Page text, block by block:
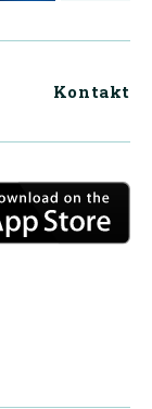
Kontakt